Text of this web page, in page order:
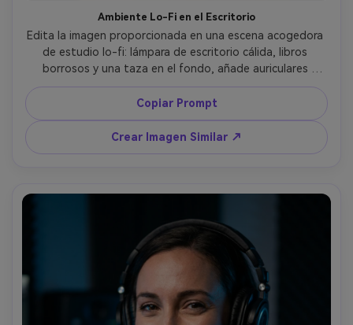
Ambiente Lo-Fi en el Escritorio
Edita la imagen proporcionada en una escena acogedora
de estudio lo-fi: lámpara de escritorio cálida, libros
borrosos y una taza en el fondo, añade auriculares
acolchados color crema sobre la cabeza, estilo de suéter
tejido, lluvia en la ventana efecto bokeh, gradación cálida
de color, tomada con Fujifilm X-T5 56mm f/1.2, encuadre
de cintura arriba, fotorrealista, grano suave, ambiente
calmado y enfocado, luz cinematográfica suave --ar 4:5
Copiar Prompt
Crear Imagen Similar ↗